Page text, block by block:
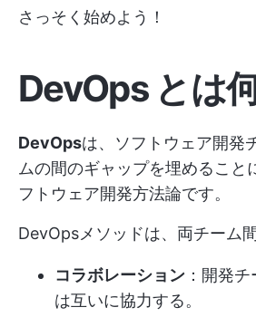
さっそく始めよう！
DevOps とは
DevOpsは、ソフトウェア開発
ムの間のギャップを埋めること
フトウェア開発方法論です。
DevOpsメソッドは、両チーム
コラボレーション ：開発
は互いに協力する。